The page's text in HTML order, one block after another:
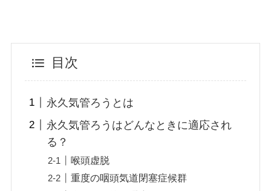
目次
永久気管ろうとは
永久気管ろうはどんなときに適応され
る？
喉頭虚脱
重度の咽頭気道閉塞症候群